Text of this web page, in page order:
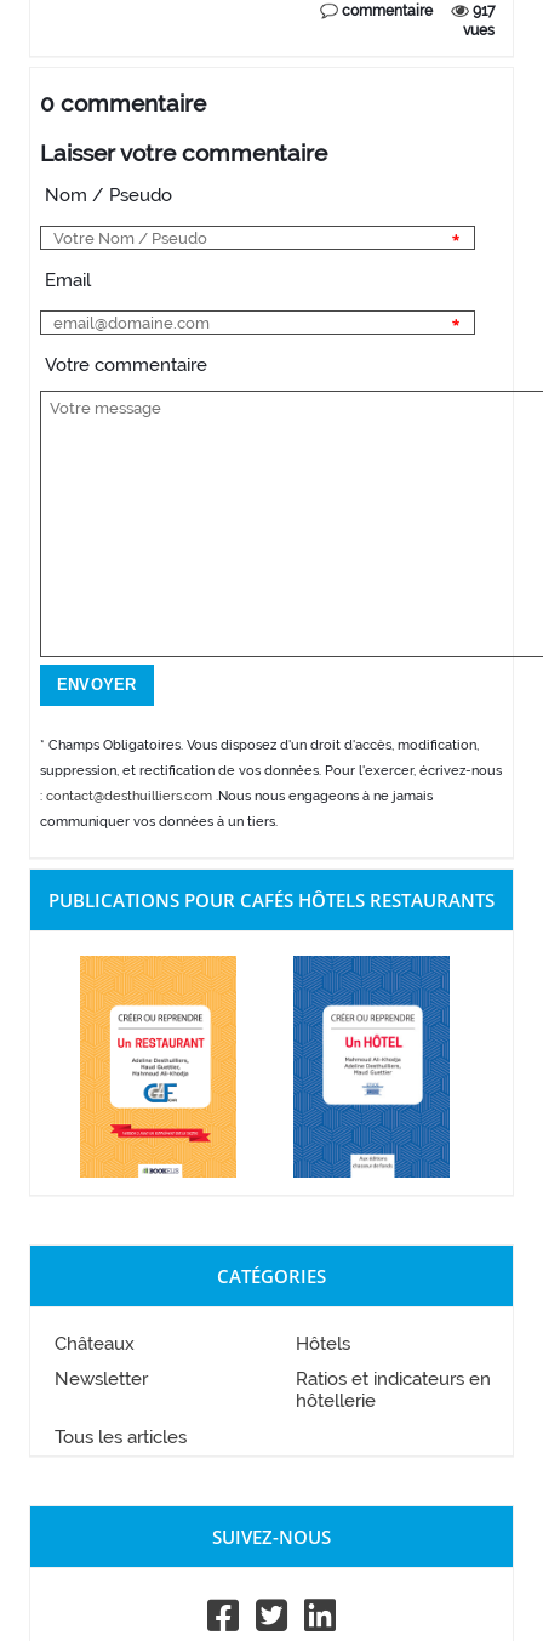
commentaire
917
vues
0 commentaire
Laisser votre commentaire
Nom / Pseudo
Email
Votre commentaire
* Champs Obligatoires. Vous disposez d'un droit d'accès, modification,
suppression, et rectification de vos données. Pour l'exercer, écrivez-nous
: contact@desthuilliers.com.Nous nous engageons à ne jamais
communiquer vos données à un tiers.
PUBLICATIONS POUR CAFÉS HÔTELS RESTAURANTS
CATÉGORIES
Châteaux
Hôtels
Newsletter
Ratios et indicateurs en
hôtellerie
Tous les articles
SUIVEZ-NOUS